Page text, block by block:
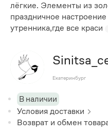
лёгкие. Элементы из
праздничное
утренника,где все краси
Екатеринбург
В наличии
Условия доставки
Возврат и обмен